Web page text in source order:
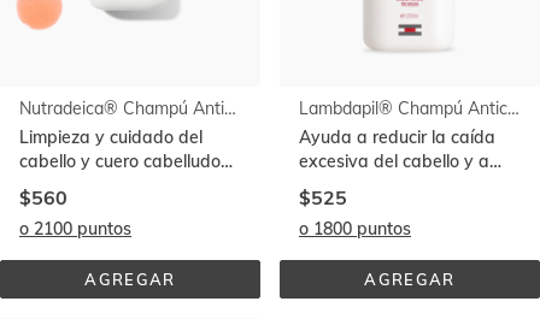
Nutradeica® Champú Anticaspa Grasa 200 ml
Limpieza y cuidado del
cabello y cuero cabelludo
con caspa grasa
$560
o 2100 puntos
AGREGARNUTRADEICA®
Lambdapil® Champú Anticaída 200 ml
Ayuda a reducir la caída
excesiva del cabello y a
aumentar su densidad
$525
o 1800 puntos
AGREGARLAMBDAPIL®